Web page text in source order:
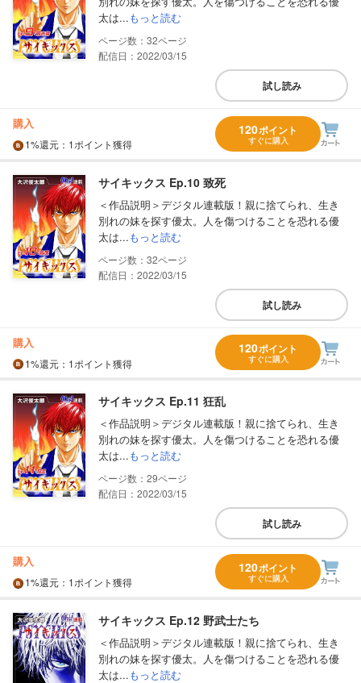
太は...もっと読む
32
配信日：2022/03/15
試し読み
購入
1%還元 ：1ポイント獲得
120ポイント
すぐに購入
サイキックス Ep.10 致死
＜作品説明＞デジタル連載版！親に捨てられ、生き
別れの妹を探す優太。人を傷つけることを恐れる優
太は...もっと読む
32
配信日：2022/03/15
試し読み
購入
1%還元 ：1ポイント獲得
120ポイント
すぐに購入
サイキックス Ep.11 狂乱
＜作品説明＞デジタル連載版！親に捨てられ、生き
別れの妹を探す優太。人を傷つけることを恐れる優
太は...もっと読む
29
配信日：2022/03/15
試し読み
購入
1%還元 ：1ポイント獲得
120ポイント
すぐに購入
サイキックス Ep.12 野武士たち
＜作品説明＞デジタル連載版！親に捨てられ、生き
別れの妹を探す優太。人を傷つけることを恐れる優
太は...もっと読む